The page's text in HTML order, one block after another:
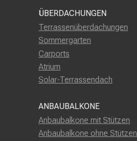
ÜBERDACHUNGEN
Terrassenüberdachungen
Sommergarten
Carports
Atrium
Solar-Terrassendach
ANBAUBALKONE
Anbaubalkone mit Stützen
Anbaubalkone ohne Stützen